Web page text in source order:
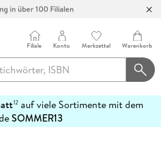
in über 100 Filialen
Filiale Konto Merkzettel Warenkorb
12auf viele Sortimente mit dem
SOMMER13